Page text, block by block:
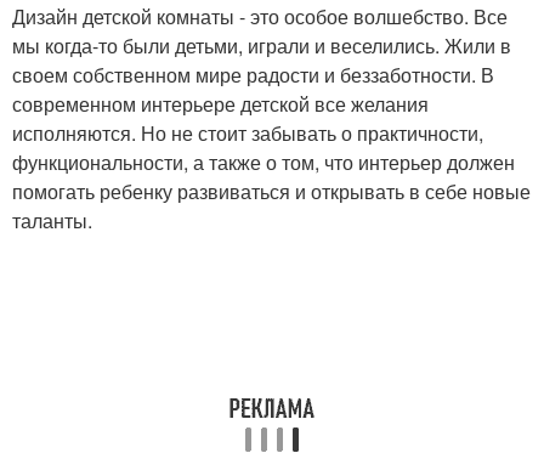
Дизайн детской комнаты - это особое волшебство. Все
мы когда-то были детьми, играли и веселились. Жили в
своем собственном мире радости и беззаботности. В
современном интерьере детской все желания
исполняются. Но не стоит забывать о практичности,
функциональности, а также о том, что интерьер должен
помогать ребенку развиваться и открывать в себе новые
таланты.